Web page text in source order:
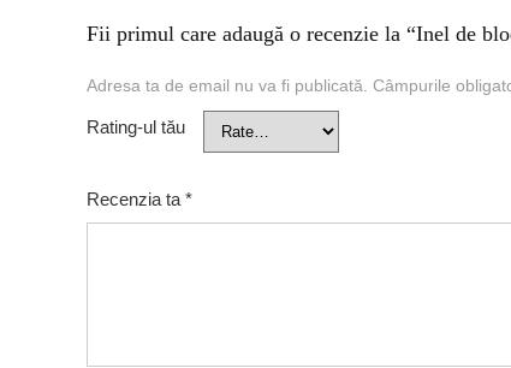
Fii primul care adaugă o recenzie la “Inel de
Adresa ta de email nu va fi publicată. Câmpurile
Rating-ul tău
Recenzia ta *